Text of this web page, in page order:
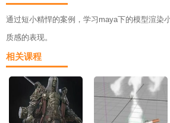
通过短小精悍的案例，学习maya下的模型渲染
质感的表现。
相关课程